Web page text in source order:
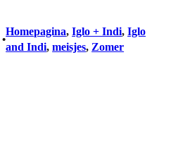
•
Homepagina, Iglo + Indi, Iglo
and Indi, meisjes, Zomer